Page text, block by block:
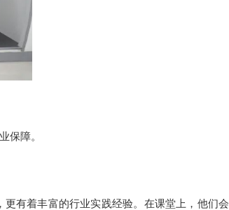
保障。
有着丰富的行业实践经验。在课堂上，他们会